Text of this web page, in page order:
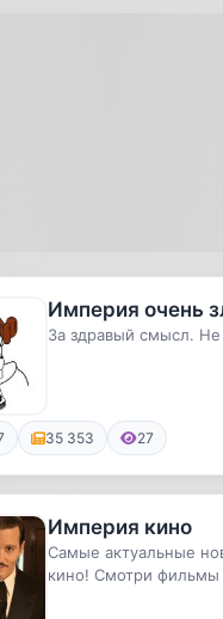
Империя очень
За здравый смысл. Не
35 353 27
Империя кино
Самые актуальные
кино! Смотри фильмы